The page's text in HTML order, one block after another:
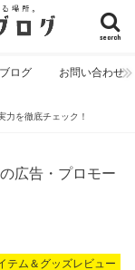
search
ログ お問い合わせ
力を徹底チェック！
広告・プロモー
テム＆グッズレビュー